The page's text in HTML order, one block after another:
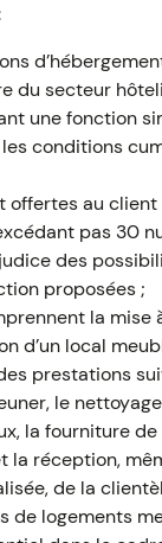
du secteur
une fonction
conditions
offertes au client
pas 30
des
proposées ;
la mise
d’un local
prestations
le
la fourniture
la réception,
de la
de logements